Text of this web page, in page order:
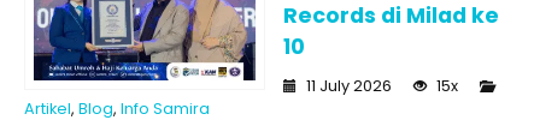
Records di Milad ke
10
11 July 2026
15x
Artikel, Blog, Info Samira